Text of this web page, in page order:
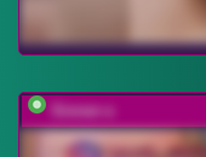
Sinner-s